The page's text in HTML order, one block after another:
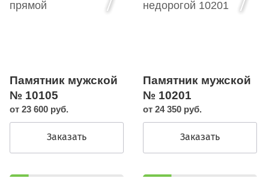
Памятник мужской
№ 10105
от 23 600 руб.
Заказать
Памятник мужской
№ 10201
от 24 350 руб.
Заказать